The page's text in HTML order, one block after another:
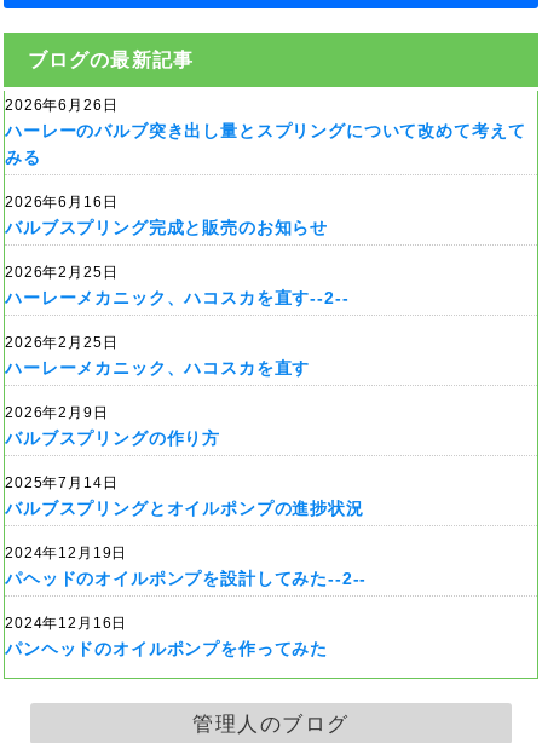
ブログの最新記事
2026年6月26日
ハーレーのバルブ突き出し量とスプリングについて改めて考えて
みる
2026年6月16日
バルブスプリング完成と販売のお知らせ
2026年2月25日
ハーレーメカニック、ハコスカを直す--2--
2026年2月25日
ハーレーメカニック、ハコスカを直す
2026年2月9日
バルブスプリングの作り方
2025年7月14日
バルブスプリングとオイルポンプの進捗状況
2024年12月19日
パヘッドのオイルポンプを設計してみた--2--
2024年12月16日
パンヘッドのオイルポンプを作ってみた
管理人のブログ